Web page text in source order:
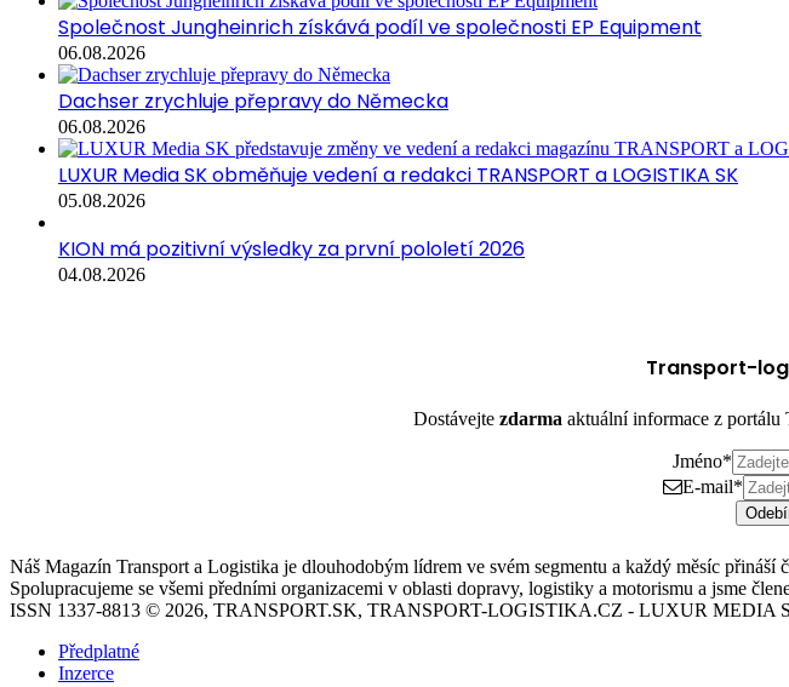
Společnost Jungheinrich získává podíl ve společnosti EP Equipment
06.08.2026
Dachser zrychluje přepravy do Německa
06.08.2026
LUXUR Media SK obměňuje vedení a redakci TRANSPORT a LOGISTIKA SK
05.08.2026
KION má pozitivní výsledky za první pololetí 2026
04.08.2026
Transport-
Dostávejte zdarma aktuální informace z portálu
Jméno*
E-mail*
Náš Magazín Transport a Logistika je dlouhodobým lídrem ve svém segmentu a každý měsíc
Spolupracujeme se všemi předními organizacemi v oblasti dopravy, logistiky a motorismu a jsme
ISSN 1337-8813 © 2026, TRANSPORT.SK, TRANSPORT-LOGISTIKA.CZ - LUXUR MEDIA
Předplatné
Inzerce